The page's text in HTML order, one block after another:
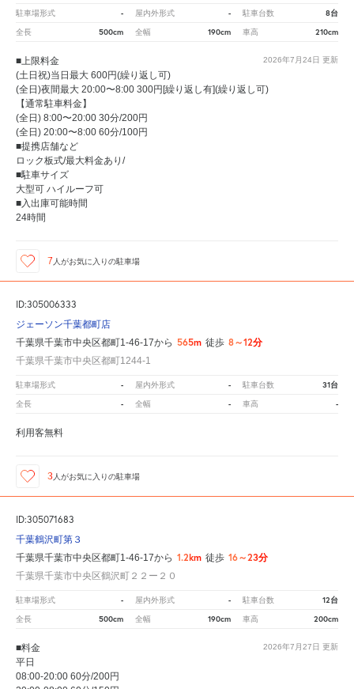
駐車場形式 - 屋内外形式 - 駐車台数 8台
全長 500cm 全幅 190cm 車高 210cm
2026年7月24日 更新
■上限料金
(土日祝)当日最大 600円(繰り返し可)
(全日)夜間最大 20:00〜8:00 300円[繰り返し有](繰り返し可)
【通常駐車料金】
(全日) 8:00〜20:00 30分/200円
(全日) 20:00〜8:00 60分/100円
■提携店舗など
ロック板式/最大料金あり/
■駐車サイズ
大型可 ハイルーフ可
■入出庫可能時間
24時間
7 人がお気に入りの駐車場
ID:305006333
ジェーソン千葉都町店
千葉県千葉市中央区都町1-46-17から 565m 徒歩 8～12分
千葉県千葉市中央区都町1244-1
駐車場形式 - 屋内外形式 - 駐車台数 31台
全長 - 全幅 - 車高 -
利用客無料
3 人がお気に入りの駐車場
ID:305071683
千葉鶴沢町第３
千葉県千葉市中央区都町1-46-17から 1.2km 徒歩 16～23分
千葉県千葉市中央区鶴沢町２２ー２０
駐車場形式 - 屋内外形式 - 駐車台数 12台
全長 500cm 全幅 190cm 車高 200cm
2026年7月27日 更新
■料金
平日
08:00-20:00 60分/200円